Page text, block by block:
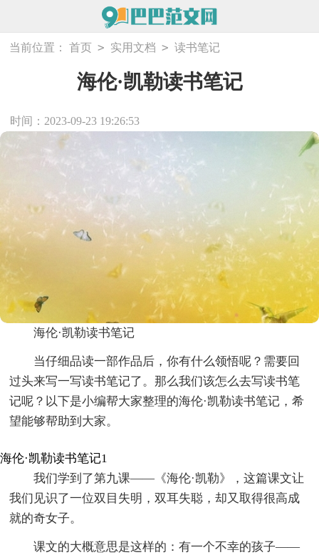
当前位置： 首页 > 实用文档 > 读书笔记
海伦·凯勒读书笔记
时间：2023-09-23 19:26:53
海伦·凯勒读书笔记
当仔细品读一部作品后，你有什么领悟呢？需要回
过头来写一写读书笔记了。那么我们该怎么去写读书笔
记呢？以下是小编帮大家整理的海伦·凯勒读书笔记，希
望能够帮助到大家。
海伦·凯勒读书笔记1
我们学到了第九课——《海伦·凯勒》，这篇课文让
我们见识了一位双目失明，双耳失聪，却又取得很高成
就的奇女子。
课文的大概意思是这样的：有一个不幸的孩子——